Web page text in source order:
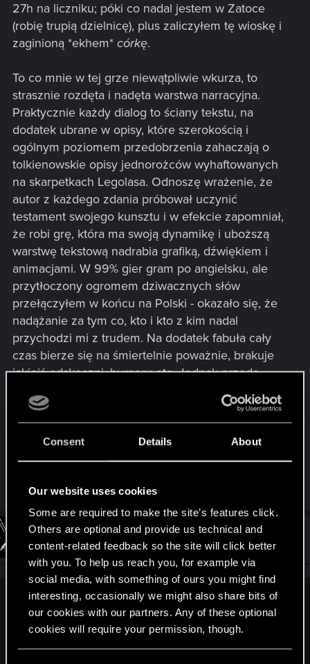
Consent Details About
Our website uses cookies
Some are required to make the site’s features click.
Others are optional and provide us technical and
content-related feedback so the site will click better
with you. To help us reach you, for example via
social media, with something of ours you might find
interesting, occasionally we might also share bits of
our cookies with our partners. Any of these optional
cookies will require your permission, though.
27h na liczniku; póki co nadal jestem w Zatoce
(robię trupią dzielnicę), plus zaliczyłem tę wioskę i
zaginioną *ekhem* córkę.
To co mnie w tej grze niewątpliwie wkurza, to
strasznie rozdęta i nadęta warstwa narracyjna.
Praktycznie każdy dialog to ściany tekstu, na
dodatek ubrane w opisy, które szerokością i
ogólnym poziomem przedobrzenia zahaczają o
tolkienowskie opisy jednorożców wyhaftowanych
na skarpetkach Legolasa. Odnoszę wrażenie, że
autor z każdego zdania próbował uczynić
testament swojego kunsztu i w efekcie zapomniał,
że robi grę, która ma swoją dynamikę i uboższą
warstwę tekstową nadrabia grafiką, dźwiękiem i
animacjami. W 99% gier gram po angielsku, ale
przytłoczony ogromem dziwacznych słów
przełączyłem w końcu na Polski - okazało się, że
nadążanie za tym co, kto i kto z kim nadal
przychodzi mi z trudem. Na dodatek fabuła cały
czas bierze się na śmiertelnie poważnie, brakuje
jakiejś odskoczni, humoru etc. Jednak przede
wszystkim brakuje mi w tym wszystkim jakiejś
bardziej osobistej płaszczyzny, która pozwoliłaby
lepiej wczuć się w postać i nawiązać bliższe
relacje z towarzyszami, którzy póki co są zbiorem
gadających głów. Reasumując: za dużo Sawyer'a,
norolim Rookie
Apr 3, 2015
Rustine said:
Mam nadzieję, że Pillars of Eternity 2 będzie [...] z [...]